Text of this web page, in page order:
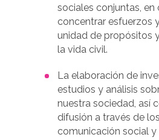
sociales conjuntas, en
concentrar esfuerzos
unidad de propósitos
la vida civil.
La elaboración de
estudios y análisis
nuestra sociedad, así
difusión a través de
comunicación social y